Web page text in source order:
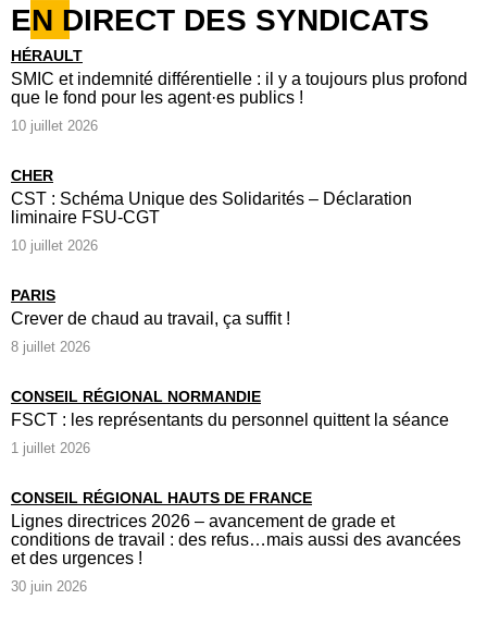
EN DIRECT DES SYNDICATS
HÉRAULT
SMIC et indemnité différentielle : il y a toujours plus profond
que le fond pour les agent·es publics !
10 juillet 2026
CHER
CST : Schéma Unique des Solidarités – Déclaration
liminaire FSU-CGT
10 juillet 2026
PARIS
Crever de chaud au travail, ça suffit !
8 juillet 2026
CONSEIL RÉGIONAL NORMANDIE
FSCT : les représentants du personnel quittent la séance
1 juillet 2026
CONSEIL RÉGIONAL HAUTS DE FRANCE
Lignes directrices 2026 – avancement de grade et
conditions de travail : des refus…mais aussi des avancées
et des urgences !
30 juin 2026